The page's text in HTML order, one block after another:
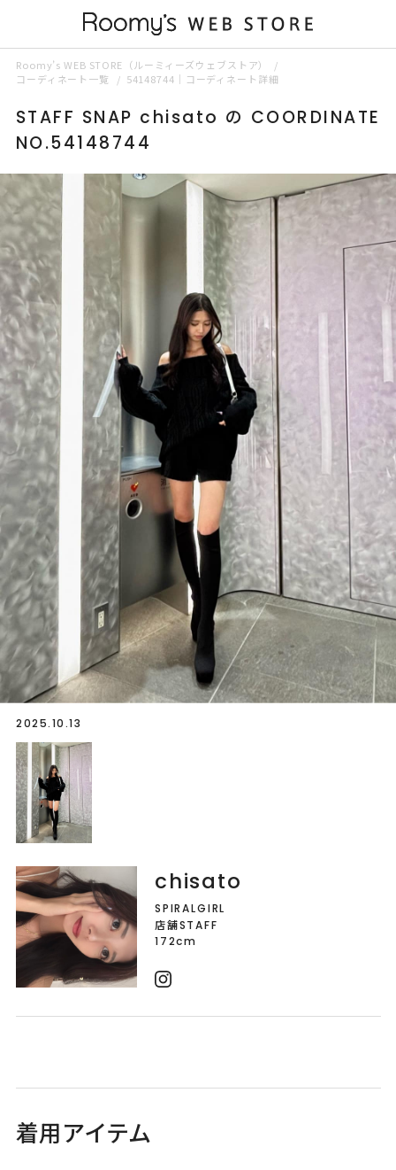
Roomy’s WEB STORE（ルーミィーズウェブストア）
コーディネート一覧
54148744｜コーディネート詳細
STAFF SNAP chisato の COORDINATE
NO.54148744
2025.10.13
chisato
SPIRALGIRL
店舗STAFF
172cm
着用アイテム